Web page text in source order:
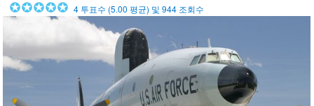
4 투표수 (5.00 평균) 및944 조회수